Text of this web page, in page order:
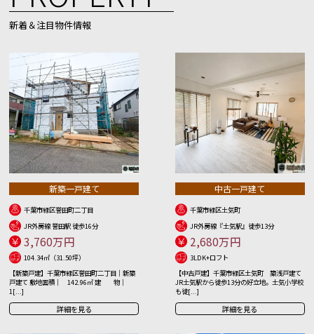
新着＆注目物件情報
新築一戸建て
千葉市緑区誉田町二丁目
JR外房線 誉田駅 徒歩16分
3,760万円
104.34㎡（31.50坪）
【新築戸建】千葉市緑区誉田町二丁目｜新築
戸建て 敷地面積｜ 142.96㎡ 建 物｜
1[...]
詳細を見る
中古一戸建て
千葉市緑区土気町
JR外房線『土気駅』徒歩13分
2,680万円
3LDK+ロフト
【中古戸建】千葉市緑区土気町 築浅戸建て
JR土気駅から徒歩13分の好立地。土気小学校
も徒[...]
詳細を見る